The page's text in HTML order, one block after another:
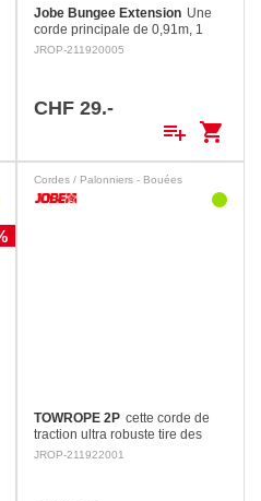
Jobe Bungee Extension Une
corde principale de 0,91m, 1
section permettant d'ajuster la
JROP-211920005
CHF 29.-
playlist_add shopping_cart
Cordes / Palonniers - Bouées
TOWROPE 2P cette corde de
traction ultra robuste tire des
tubes et 2 riders jusqu'à 1077
JROP-211922001